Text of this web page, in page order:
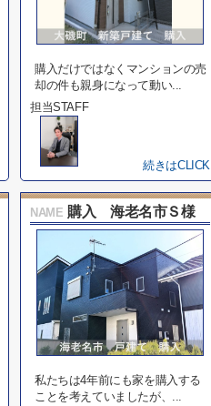
購入だけではなくマンションの売
却の件も親身になって動い...
担当STAFF
続きはCLICK
NAME 購入 海老名市Ｓ様
私たちは4年前にも家を購入する
ことを考えていましたが、...